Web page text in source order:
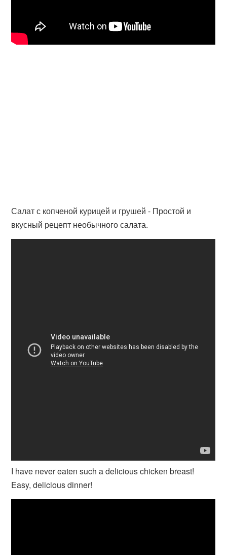
Салат с копченой курицей и грушей - Простой и
вкусный рецепт необычного салата.
I have never eaten such a delicious chicken breast!
Easy, delicious dinner!